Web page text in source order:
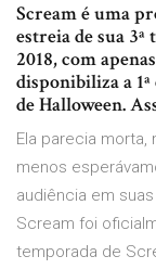
Scream é uma
estreia de sua
2018, com
disponibiliza a
de Halloween.
Ela parecia
menos
audiência em
Scream foi
temporada de